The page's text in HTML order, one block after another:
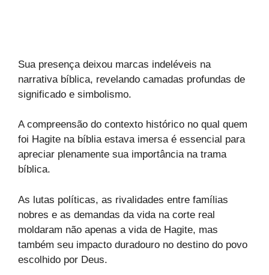
Sua presença deixou marcas indeléveis na
narrativa bíblica, revelando camadas profundas de
significado e simbolismo.
A compreensão do contexto histórico no qual quem
foi Hagite na bíblia estava imersa é essencial para
apreciar plenamente sua importância na trama
bíblica.
As lutas políticas, as rivalidades entre famílias
nobres e as demandas da vida na corte real
moldaram não apenas a vida de Hagite, mas
também seu impacto duradouro no destino do povo
escolhido por Deus.